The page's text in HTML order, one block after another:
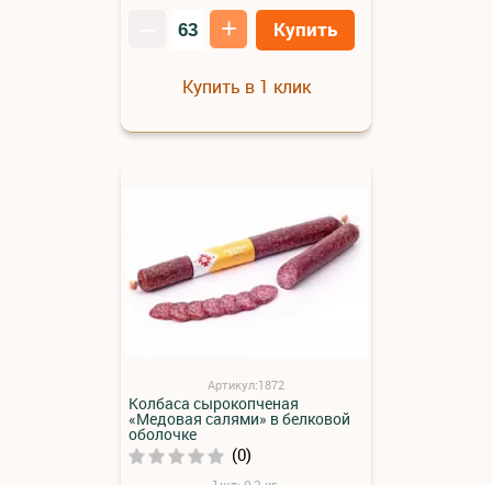
+ Купить
Купить в 1 клик
Артикул:1872
Колбаса сырокопченая
«Медовая салями» в белковой
оболочке
(0)